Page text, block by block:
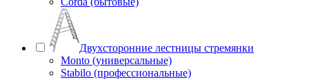
Двухсторонние лестницы стремянки
Monto (универсальные)
Stabilo (профессиональные)